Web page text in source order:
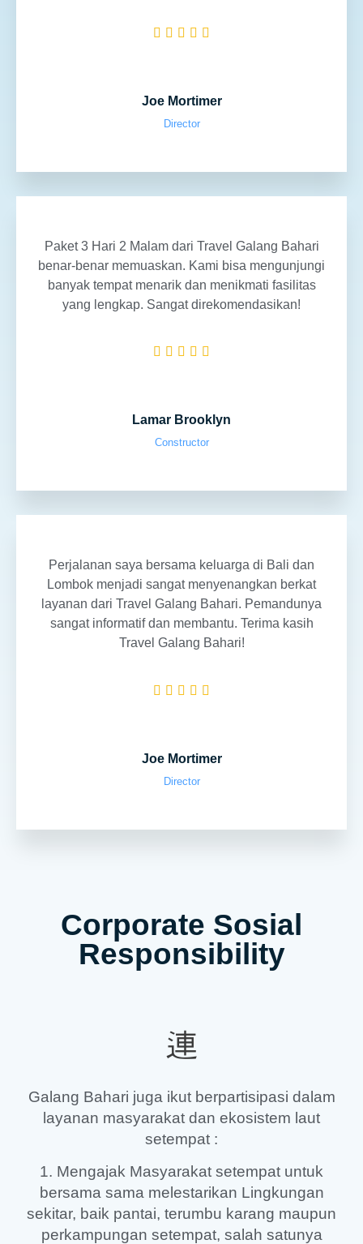
    
Joe Mortimer
Director
Paket 3 Hari 2 Malam dari Travel Galang Bahari
benar-benar memuaskan. Kami bisa mengunjungi
banyak tempat menarik dan menikmati fasilitas
yang lengkap. Sangat direkomendasikan!
    
Lamar Brooklyn
Constructor
Perjalanan saya bersama keluarga di Bali dan
Lombok menjadi sangat menyenangkan berkat
layanan dari Travel Galang Bahari. Pemandunya
sangat informatif dan membantu. Terima kasih
Travel Galang Bahari!
    
Joe Mortimer
Director
Corporate Sosial
Responsibility
Galang Bahari juga ikut berpartisipasi dalam
layanan masyarakat dan ekosistem laut
setempat :
1. Mengajak Masyarakat setempat untuk
bersama sama melestarikan Lingkungan
sekitar, baik pantai, terumbu karang maupun
perkampungan setempat, salah satunya